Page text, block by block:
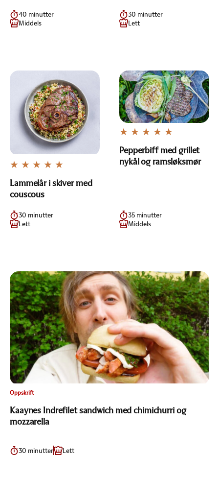
40 minutter
Middels
30 minutter
Lett
Lammelår i skiver med
couscous
30 minutter
Lett
Pepperbiff med grillet
nykål og ramsløksmør
35 minutter
Middels
Oppskrift
Kaaynes Indrefilet sandwich med chimichurri og
mozzarella
30 minutter Lett